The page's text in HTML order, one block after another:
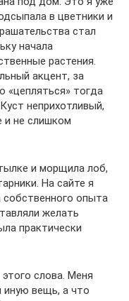
в цветники и
стал
начала
растения.
акцент, за
«цепляться» тогда
неприхотливый,
и не слишком
и морщила лоб,
На сайте я
собственного опыта
желать
практически
слова. Меня
иную вещь, а что